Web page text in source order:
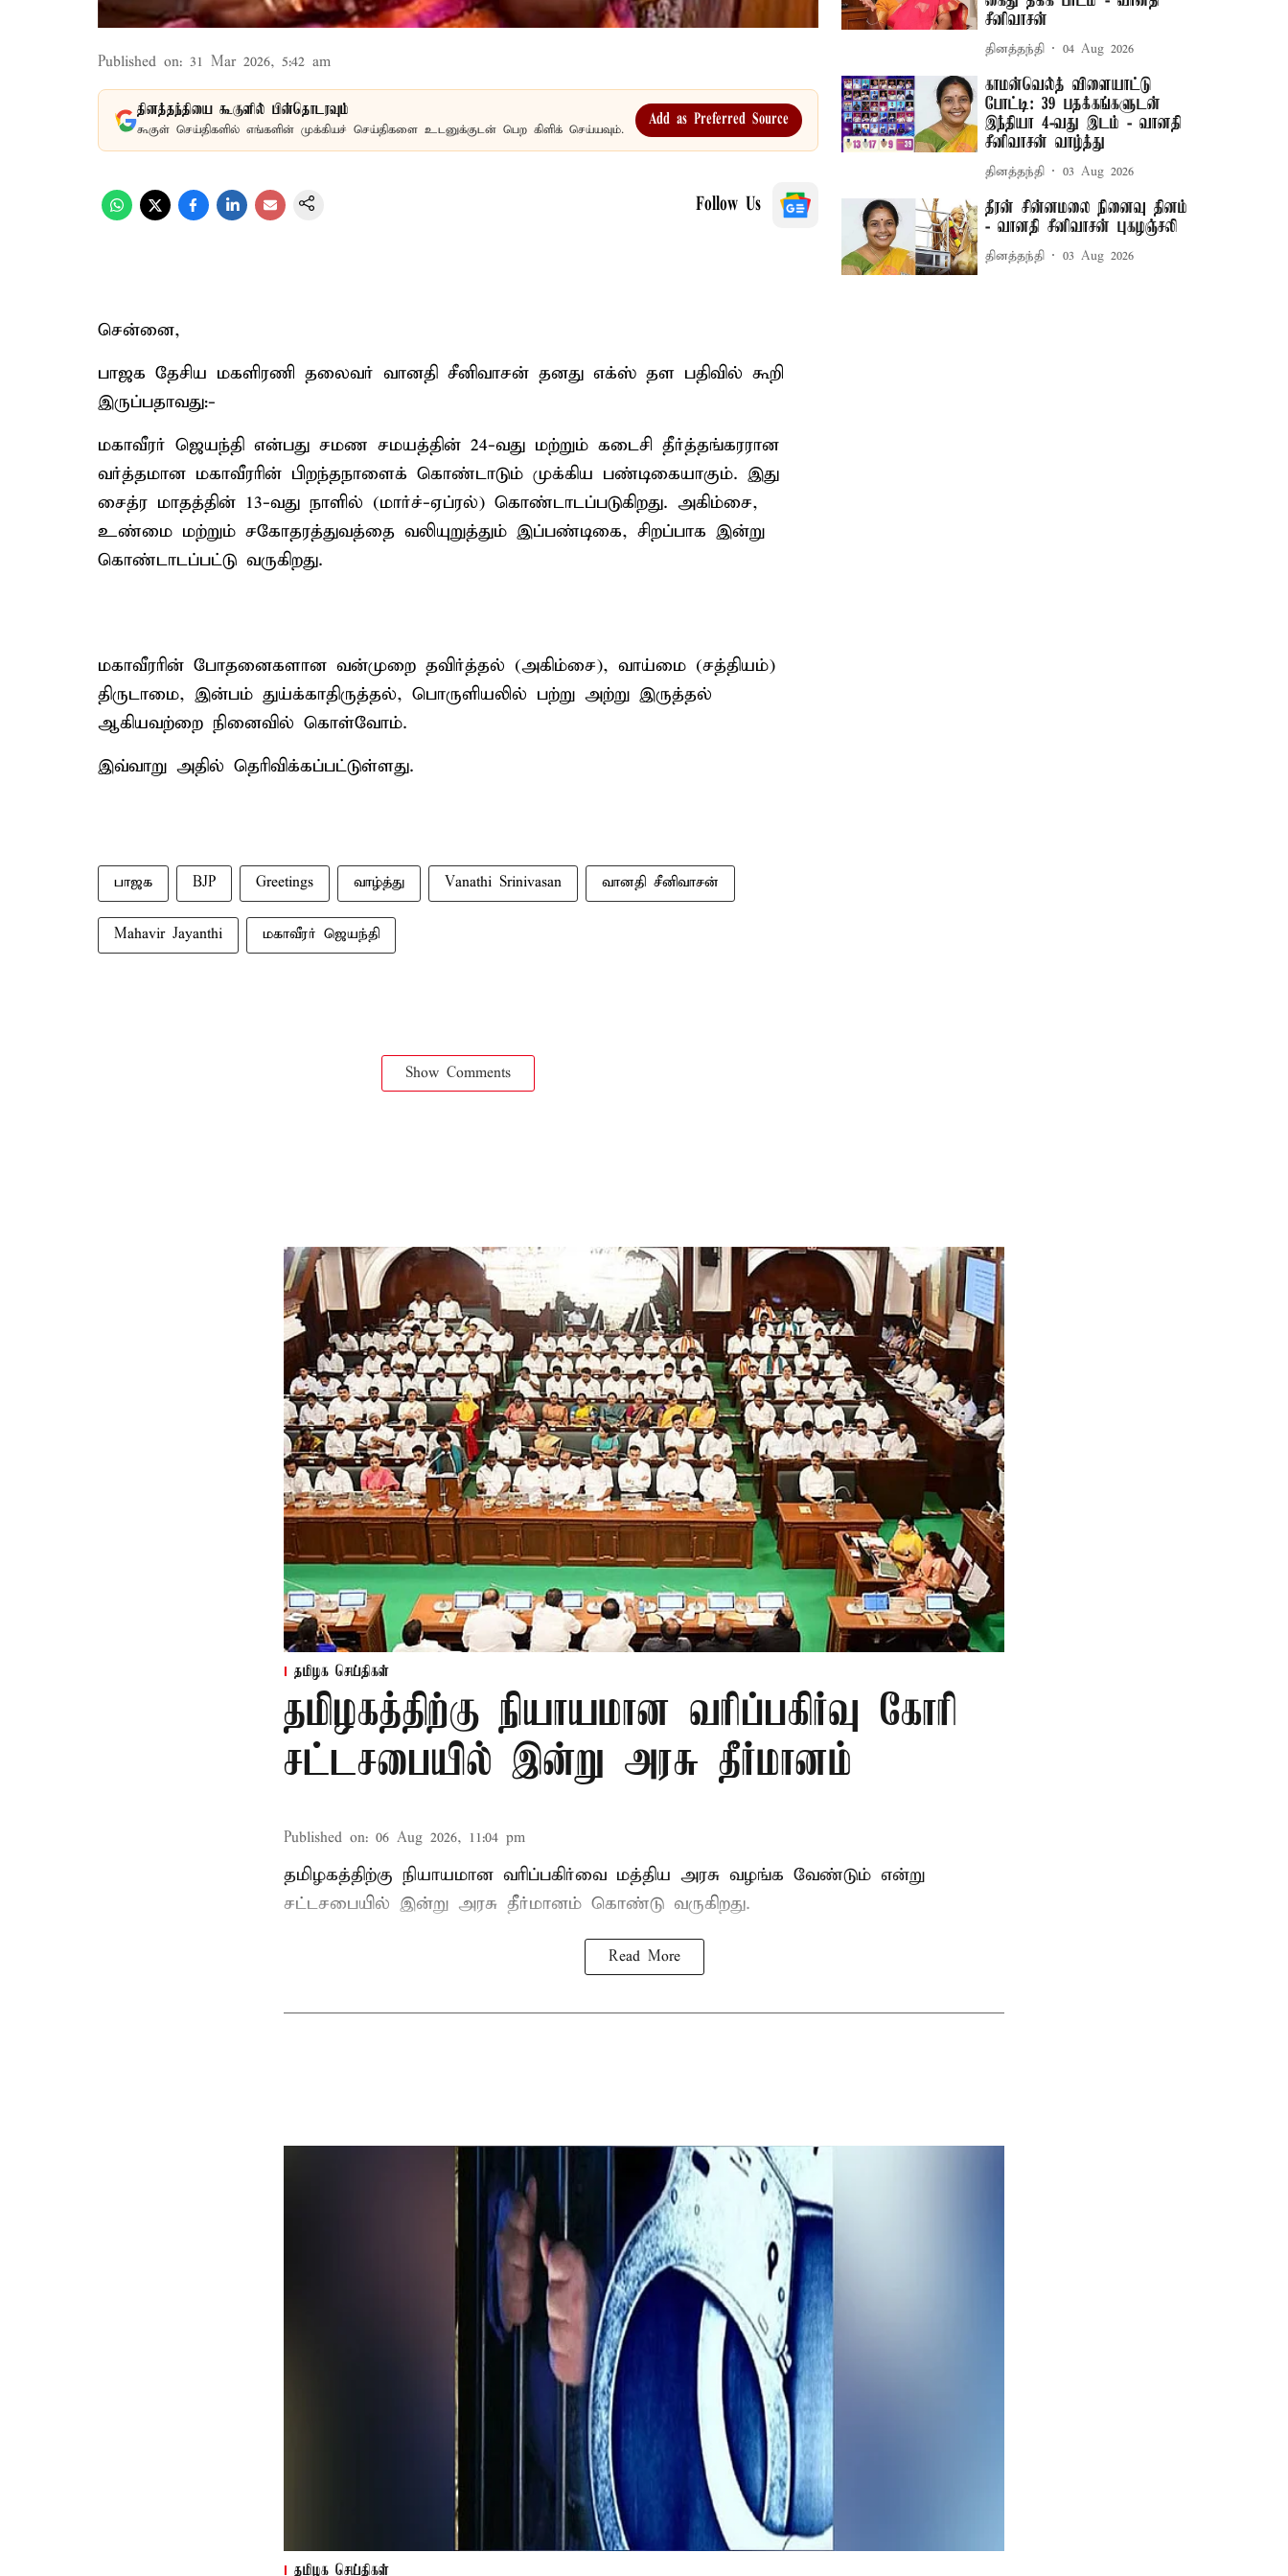
Published on: 31 Mar 2026, 5:42 am
தினத்தந்தியை கூகுளில் பின்தொடரவும்
கூகுள் செய்திகளில் எங்களின் முக்கியச் செய்திகளை உடனுக்குடன் பெற கிளிக் செய்யவும்.
Add as Preferred Source
Follow Us
சென்னை,
பாஜக தேசிய மகளிரணி தலைவர் வானதி சீனிவாசன் தனது எக்ஸ் தள பதிவில் கூறி
இருப்பதாவது:-
மகாவீரர் ஜெயந்தி என்பது சமண சமயத்தின் 24-வது மற்றும் கடைசி தீர்த்தங்கரரான
வர்த்தமான மகாவீரரின் பிறந்தநாளைக் கொண்டாடும் முக்கிய பண்டிகையாகும். இது
சைத்ர மாதத்தின் 13-வது நாளில் (மார்ச்-ஏப்ரல்) கொண்டாடப்படுகிறது. அகிம்சை,
உண்மை மற்றும் சகோதரத்துவத்தை வலியுறுத்தும் இப்பண்டிகை, சிறப்பாக இன்று
கொண்டாடப்பட்டு வருகிறது.
மகாவீரரின் போதனைகளான வன்முறை தவிர்த்தல் (அகிம்சை), வாய்மை (சத்தியம்)
திருடாமை, இன்பம் துய்க்காதிருத்தல், பொருளியலில் பற்று அற்று இருத்தல்
ஆகியவற்றை நினைவில் கொள்வோம்.
இவ்வாறு அதில் தெரிவிக்கப்பட்டுள்ளது.
பாஜக BJP Greetings வாழ்த்து Vanathi Srinivasan வானதி சீனிவாசன்
Mahavir Jayanthi மகாவீரர் ஜெயந்தி
Show Comments
சீனிவாசன்
தினத்தந்தி 04 Aug 2026
காமன்வெல்த் விளையாட்டு
போட்டி: 39 பதக்கங்களுடன்
இந்தியா 4-வது இடம் - வானதி
சீனிவாசன் வாழ்த்து
தினத்தந்தி 03 Aug 2026
தீரன் சின்னமலை நினைவு தினம்
- வானதி சீனிவாசன் புகழஞ்சலி
தினத்தந்தி 03 Aug 2026
தமிழக செய்திகள்
தமிழகத்திற்கு நியாயமான வரிப்பகிர்வு கோரி
சட்டசபையில் இன்று அரசு தீர்மானம்
Published on: 06 Aug 2026, 11:04 pm
தமிழகத்திற்கு நியாயமான வரிப்பகிர்வை மத்திய அரசு வழங்க வேண்டும் என்று
சட்டசபையில் இன்று அரசு தீர்மானம் கொண்டு வருகிறது.
Read More
தமிழக செய்திகள்